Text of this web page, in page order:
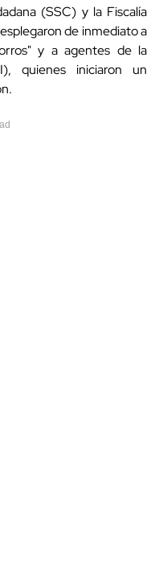
(SSC) y la Fiscalía
de inmediato a
y a agentes de la
quienes iniciaron un